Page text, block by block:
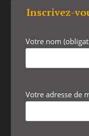
Inscrivez-
Votre nom
Votre adresse de